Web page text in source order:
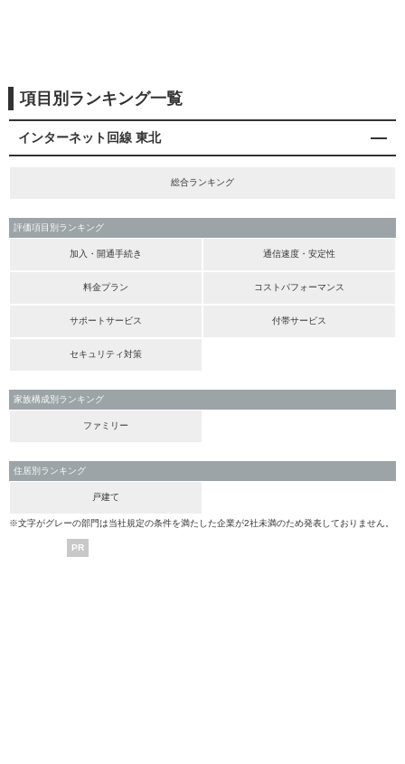
項目別ランキング一覧
インターネット回線 東北
総合ランキング
評価項目別ランキング
加入・開通手続き 通信速度・安定性
料金プラン コストパフォーマンス
サポートサービス 付帯サービス
セキュリティ対策
家族構成別ランキング
ファミリー
住居別ランキング
戸建て
※文字がグレーの部門は当社規定の条件を満たした企業が2社未満のため発表しておりません。
PR